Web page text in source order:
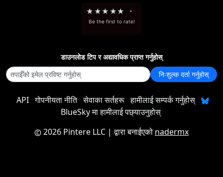
★ ★★ ★★ -
Be the first to rate!
डाउनलोड टिप र अद्यावधिक प्राप्त गर्नुहोस्
निःशुल्क दर्ता गर्नुहोस्
API गोपनीयता नीति सेवाका सर्तहरू हामीलाई सम्पर्क गर्नुहोस्
BlueSky मा हामीलाई पछ्याउनुहोस्
2026 Pintere LLC | द्वारा बनाईएको nadermx